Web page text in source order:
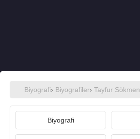
Biyografi› Biyografiler› Tayfur Sökmen
Biyografi